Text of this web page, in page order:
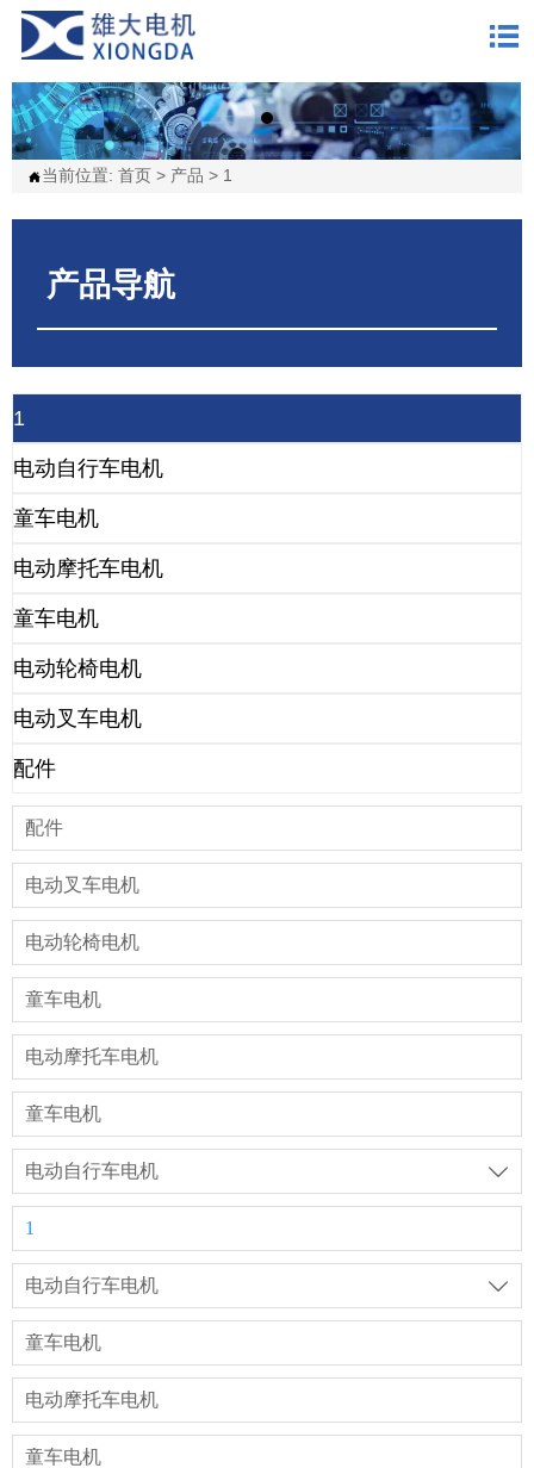

当前位置: 首页> 产品 > 1
产品导航
1
电动自行车电机
童车电机
电动摩托车电机
童车电机
电动轮椅电机
电动叉车电机
配件
配件
电动叉车电机
电动轮椅电机
童车电机
电动摩托车电机
童车电机
电动自行车电机 
1
电动自行车电机 
童车电机
电动摩托车电机
童车电机